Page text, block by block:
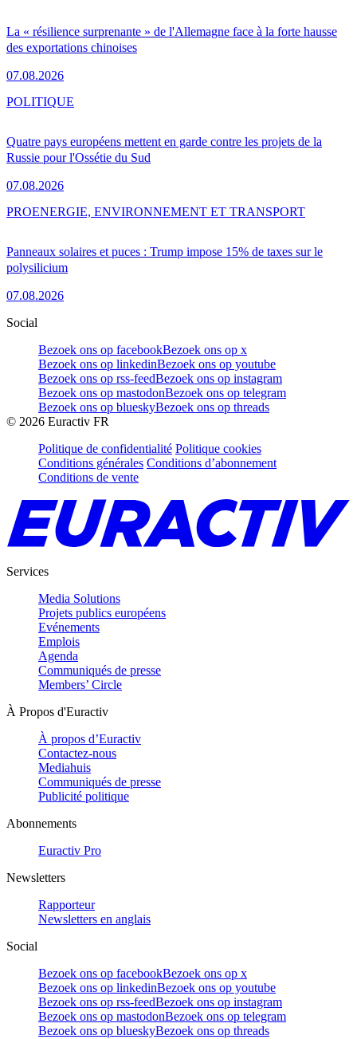
La « résilience surprenante » de l'Allemagne face à la forte hausse
des exportations chinoises
07.08.2026
Quatre pays européens mettent en garde contre les projets de la
Russie pour l'Ossétie du Sud
07.08.2026
POLITIQUE
Panneaux solaires et puces : Trump impose 15% de taxes sur le
polysilicium
07.08.2026
PROENERGIE, ENVIRONNEMENT ET TRANSPORT
Social
Bezoek ons op facebookBezoek ons op x
Bezoek ons op linkedinBezoek ons op youtube
Bezoek ons op rss-feedBezoek ons op instagram
Bezoek ons op mastodonBezoek ons op telegram
Bezoek ons op blueskyBezoek ons op threads
© 2026 Euractiv FR
Politique de confidentialité Politique cookies
Conditions générales Conditions d’abonnement
Conditions de vente
Services
Media Solutions
Projets publics européens
Evénements
Emplois
Agenda
Communiqués de presse
Members’ Circle
À Propos d'Euractiv
À propos d’Euractiv
Contactez-nous
Mediahuis
Communiqués de presse
Publicité politique
Abonnements
Euractiv Pro
Newsletters
Rapporteur
Newsletters en anglais
Social
Bezoek ons op facebookBezoek ons op x
Bezoek ons op linkedinBezoek ons op youtube
Bezoek ons op rss-feedBezoek ons op instagram
Bezoek ons op mastodonBezoek ons op telegram
Bezoek ons op blueskyBezoek ons op threads